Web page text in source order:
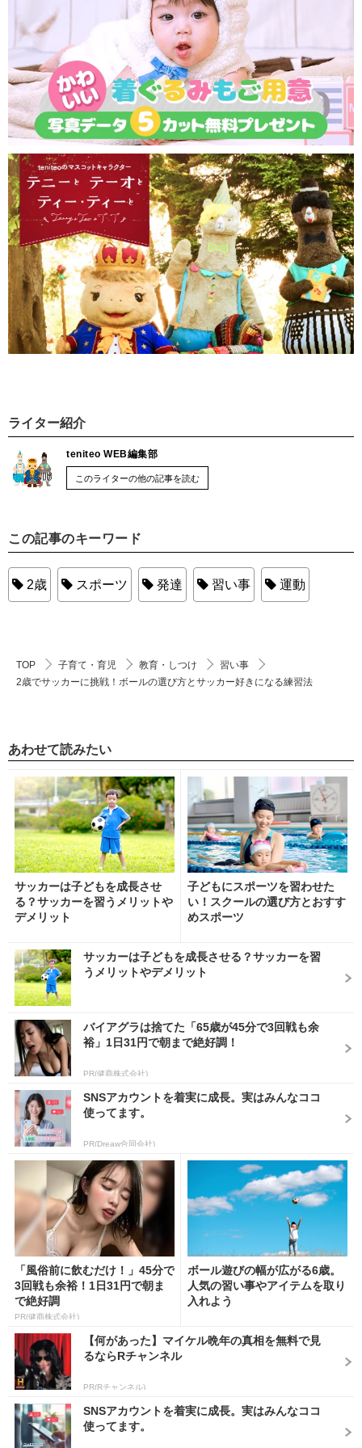
ライター紹介
teniteo WEB編集部
このライターの他の記事を読む
この記事のキーワード
2歳 スポーツ 発達 習い事 運動
TOP 子育て・育児 教育・しつけ
習い事
2歳でサッカーに挑戦！ボールの選び方とサッカー好きになる練習法
あわせて読みたい
サッカーは子どもを成長させ
る？サッカーを習うメリットや
デメリット
子どもにスポーツを習わせた
い！スクールの選び方とおすす
めスポーツ
サッカーは子どもを成長させる？サッカーを習
うメリットやデメリット
バイアグラは捨てた「65歳が45分で3回戦も余
裕」1日31円で朝まで絶好調！
PR(健商株式会社)
SNSアカウントを着実に成長。実はみんなココ
使ってます。
PR(Dreaw合同会社)
「風俗前に飲むだけ！」45分で
3回戦も余裕！1日31円で朝ま
で絶好調
PR(健商株式会社)
ボール遊びの幅が広がる6歳。
人気の習い事やアイテムを取り
入れよう
【何があった】マイケル晩年の真相を無料で見
るならRチャンネル
PR(Rチャンネル)
SNSアカウントを着実に成長。実はみんなココ
使ってます。